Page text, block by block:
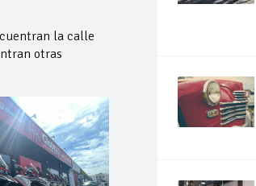
la calle
otras